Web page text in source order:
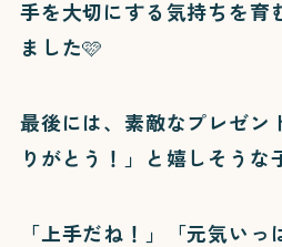
手を大切にする気持ちを育
ました🩷
最後には、素敵なプレゼン
りがとう！」と嬉しそうな
「上手だね！」「元気いっ